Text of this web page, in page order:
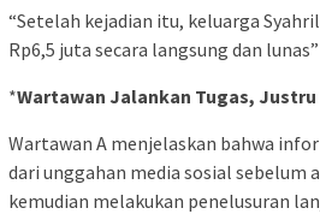
“Setelah kejadian itu, keluarga
Rp6,5 juta secara langsung dan
*Wartawan Jalankan Tugas,
Wartawan A menjelaskan bahwa
dari unggahan media sosial sebelum
kemudian melakukan penelusuran